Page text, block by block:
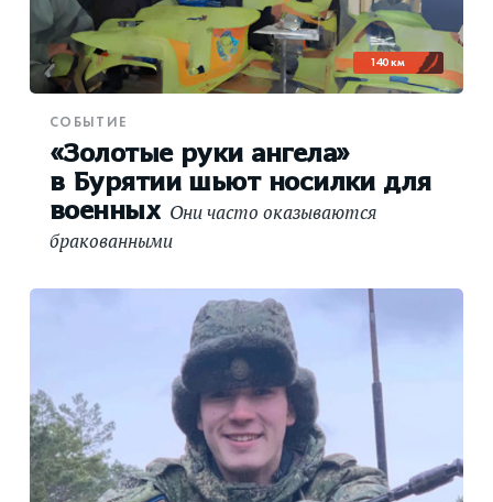
140 км
СОБЫТИЕ
«Золотые руки ангела»
в Бурятии шьют носилки для
военных Они часто оказываются
бракованными